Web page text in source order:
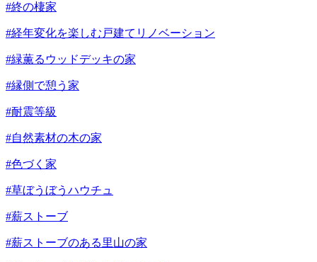
#終の棲家
#経年変化を楽しむ戸建てリノベーション
#緑薫るウッドデッキの家
#縁側で憩う家
#耐震等級
#自然素材の木の家
#色づく家
#草ぼうぼうハウチュ
#薪ストーブ
#薪ストーブのある里山の家